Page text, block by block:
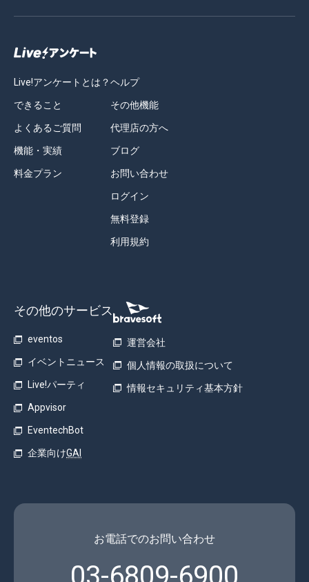
Live!アンケートとは？
できること
よくあるご質問
機能・実績
料金プラン
ヘルプ
その他機能
代理店の方へ
ブログ
お問い合わせ
ログイン
無料登録
利用規約
その他のサービス
eventos
イベントニュース
Live!パーティ
Appvisor
EventechBot
企業向けGAI
運営会社
個人情報の取扱について
情報セキュリティ基本方針
お電話でのお問い合わせ